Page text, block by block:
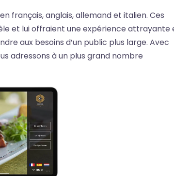
français, anglais, allemand et italien. Ces
et lui offraient une expérience attrayante
aux besoins d’un public plus large. Avec
adressons à un plus grand nombre